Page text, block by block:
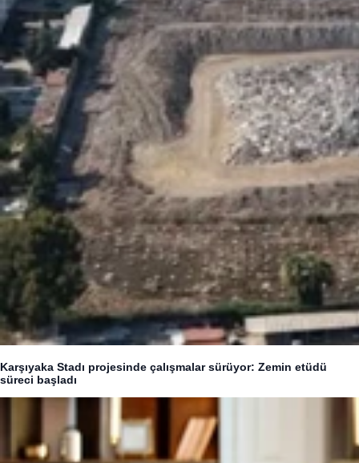
Karşıyaka Stadı projesinde çalışmalar sürüyor: Zemin etüdü
süreci başladı